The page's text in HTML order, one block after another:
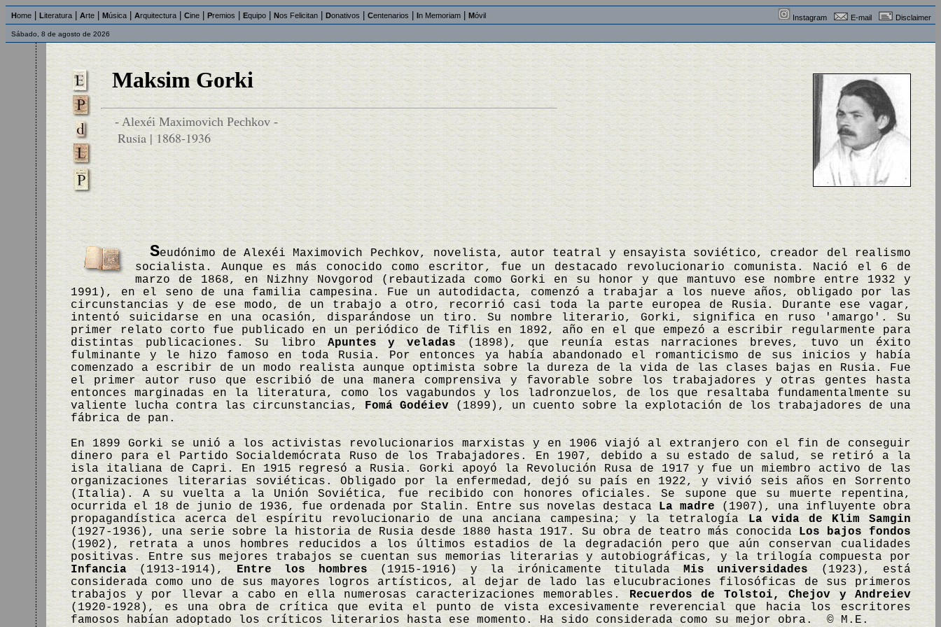
Home Literatura Arte Música Arquitectura Cine Premios Equipo Nos Felicitan Donativos Centenarios In Memoriam Móvil Instagram E-mail Disclaimer
Sábado, 8 de agosto de 2026
Maksim Gorki
- Alexéi Maximovich Pechkov -
Rusia | 1868-1936
Seudónimo de Alexéi Maximovich Pechkov, novelista, autor teatral y ensayista soviético, creador del realismo
socialista. Aunque es más conocido como escritor, fue un destacado revolucionario comunista. Nació el 6 de
marzo de 1868, en Nizhny Novgorod (rebautizada como Gorki en su honor y que mantuvo ese nombre entre 1932 y
1991), en el seno de una familia campesina. Fue un autodidacta, comenzó a trabajar a los nueve años, obligado por las
circunstancias y de ese modo, de un trabajo a otro, recorrió casi toda la parte europea de Rusia. Durante ese vagar,
intentó suicidarse en una ocasión, disparándose un tiro. Su nombre literario, Gorki, significa en ruso 'amargo'. Su
primer relato corto fue publicado en un periódico de Tiflis en 1892, año en el que empezó a escribir regularmente para
distintas publicaciones. Su libro Apuntes y veladas (1898), que reunía estas narraciones breves, tuvo un éxito
fulminante y le hizo famoso en toda Rusia. Por entonces ya había abandonado el romanticismo de sus inicios y había
comenzado a escribir de un modo realista aunque optimista sobre la dureza de la vida de las clases bajas en Rusia. Fue
el primer autor ruso que escribió de una manera comprensiva y favorable sobre los trabajadores y otras gentes hasta
entonces marginadas en la literatura, como los vagabundos y los ladronzuelos, de los que resaltaba fundamentalmente su
valiente lucha contra las circunstancias, Fomá Godéiev (1899), un cuento sobre la explotación de los trabajadores de una
fábrica de pan.
En 1899 Gorki se unió a los activistas revolucionarios marxistas y en 1906 viajó al extranjero con el fin de conseguir
dinero para el Partido Socialdemócrata Ruso de los Trabajadores. En 1907, debido a su estado de salud, se retiró a la
isla italiana de Capri. En 1915 regresó a Rusia. Gorki apoyó la Revolución Rusa de 1917 y fue un miembro activo de las
organizaciones literarias soviéticas. Obligado por la enfermedad, dejó su país en 1922, y vivió seis años en Sorrento
(Italia). A su vuelta a la Unión Soviética, fue recibido con honores oficiales. Se supone que su muerte repentina,
ocurrida el 18 de junio de 1936, fue ordenada por Stalin. Entre sus novelas destaca La madre (1907), una influyente obra
propagandística acerca del espíritu revolucionario de una anciana campesina; y la tetralogíaLa vida de Klim Samgin
(1927-1936), una serie sobre la historia de Rusia desde 1880 hasta 1917. Su obra de teatro más conocida Los bajos fondos
(1902), retrata a unos hombres reducidos a los últimos estadios de la degradación pero que aún conservan cualidades
positivas. Entre sus mejores trabajos se cuentan sus memorias literarias y autobiográficas, y la trilogía compuesta por
Infancia(1913-1914),Entre los hombres (1915-1916) y la irónicamente titulada Mis universidades (1923), está
considerada como uno de sus mayores logros artísticos, al dejar de lado las elucubraciones filosóficas de sus primeros
trabajos y por llevar a cabo en ella numerosas caracterizaciones memorables. Recuerdos de Tolstoi, Chejov y Andreiev
(1920-1928), es una obra de crítica que evita el punto de vista excesivamente reverencial que hacia los escritores
famosos habían adoptado los críticos literarios hasta ese momento. Ha sido considerada como su mejor obra. © M.E.